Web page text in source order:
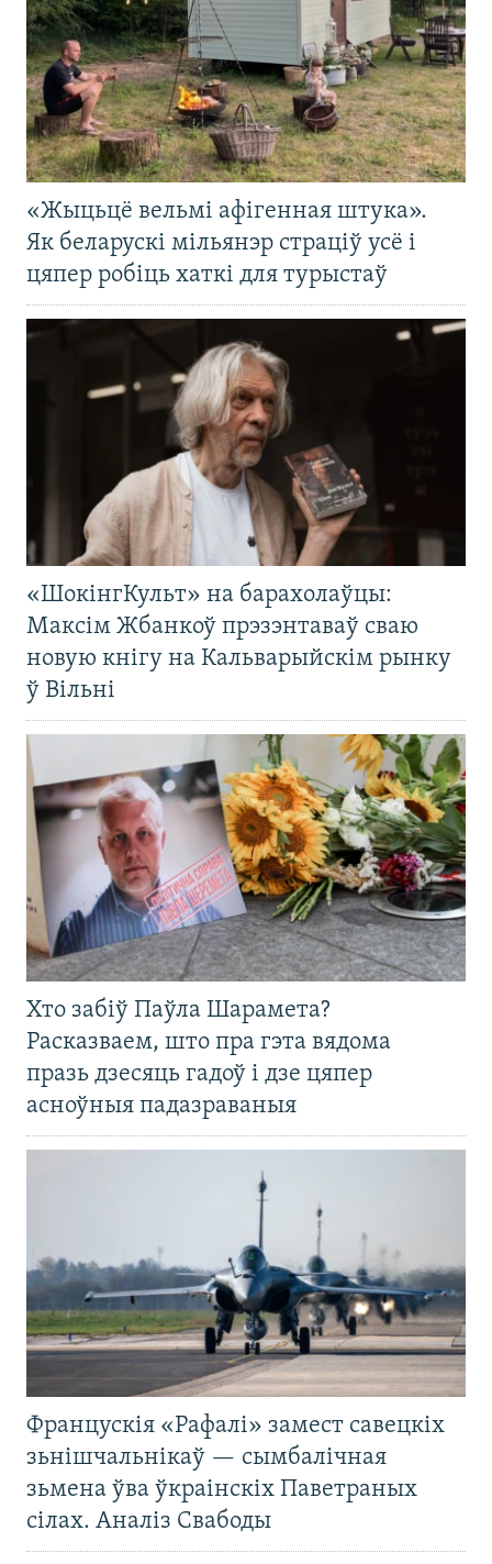
«Жыцьцё вельмі афігенная штука».
Як беларускі мільянэр страціў усё і
цяпер робіць хаткі для турыстаў
«ШокінгКульт» на барахолаўцы:
Максім Жбанкоў прэзэнтаваў сваю
новую кнігу на Кальварыйскім рынку
ў Вільні
Хто забіў Паўла Шарамета?
Расказваем, што пра гэта вядома
празь дзесяць гадоў і дзе цяпер
асноўныя падазраваныя
Францускія «Рафалі» замест савецкіх
зьнішчальнікаў — сымбалічная
зьмена ўва ўкраінскіх Паветраных
сілах. Аналіз Свабоды